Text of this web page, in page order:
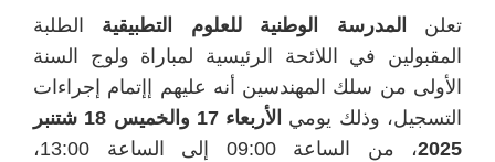
تعلن المدرسة الوطنية للعلوم التطبيقية الطلبة
المقبولين في اللائحة الرئيسية لمباراة ولوج السنة
الأولى من سلك المهندسين أنه عليهم إإتمام إجراءات
التسجيل، وذلك يومي
الأربعاء 17 والخميس 18 شتنبر
2025
، من الساعة 09:00 إلى الساعة 13:00،